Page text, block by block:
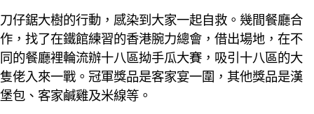
刀仔鋸大樹的行動，感染到大家一起自救。幾間餐廳合
作，找了在鐵館練習的香港腕力總會，借出場地，在不
同的餐廳裡輪流辦十八區拗手瓜大賽，吸引十八區的大
隻佬入來一戰。冠軍獎品是客家宴一圍，其他獎品是漢
堡包、客家鹹雞及米線等。